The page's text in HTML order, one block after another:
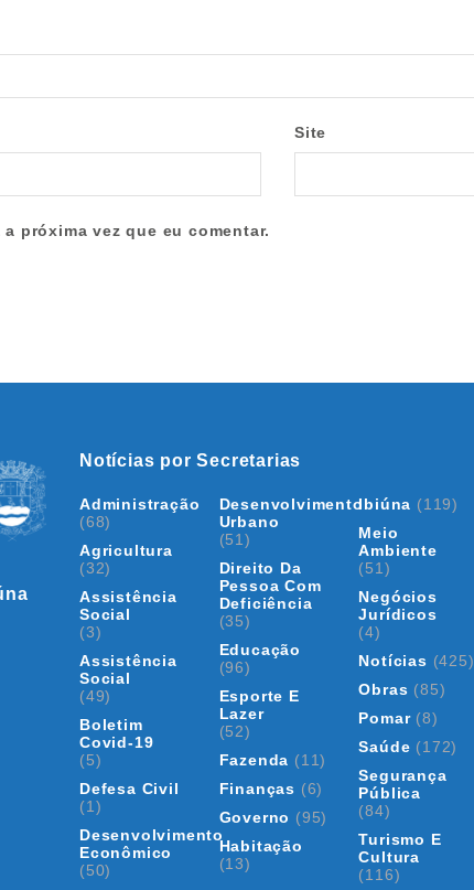
Site
próxima vez que eu comentar.
Notícias por Secretarias
Administração
(68)
Agricultura
(32)
Assistência
Social
(3)
Assistência
Social
(49)
Boletim
Covid-19
(5)
Defesa Civil
(1)
Desenvolvimento
Econômico
(50)
Desenvolvimento
Urbano
(51)
Direito Da
Pessoa Com
Deficiência
(35)
Educação
(96)
Esporte E
Lazer
(52)
Fazenda (11)
Finanças (6)
Governo (95)
Habitação
(13)
Ibiúna (119)
Meio
Ambiente
(51)
Negócios
Jurídicos
(4)
Notícias (425)
Obras (85)
Pomar(8)
Saúde (172)
Segurança
Pública
(84)
Turismo E
Cultura
(116)